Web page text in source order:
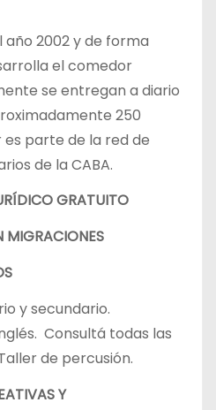
año 2002 y de forma
el comedor
se entregan a diario
250
parte de la red de
de la CABA.
GRATUITO
MIGRACIONES
y secundario.
Consultá todas las
de percusión.
Y